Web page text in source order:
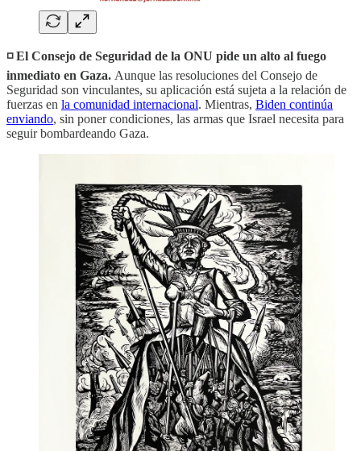
◽️ El Consejo de Seguridad de la ONU pide un alto al fuego
inmediato en Gaza. Aunque las resoluciones del Consejo de
Seguridad son vinculantes, su aplicación está sujeta a la relación de
fuerzas en la comunidad internacional. Mientras, Biden continúa
enviando, sin poner condiciones, las armas que Israel necesita para
seguir bombardeando Gaza.